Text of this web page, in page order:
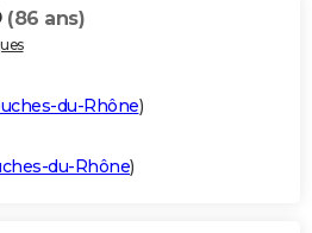
(86 ans)
du-Rhône)
du-Rhône)